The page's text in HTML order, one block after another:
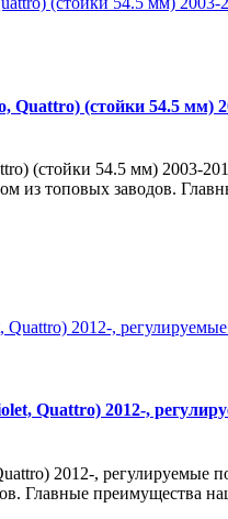
(стойки 54.5 мм)
(стойки 54.5 мм) 2003-
из топовых заводов.
Quattro) 2012-,
2012-, регулируемые
Главные преимущества